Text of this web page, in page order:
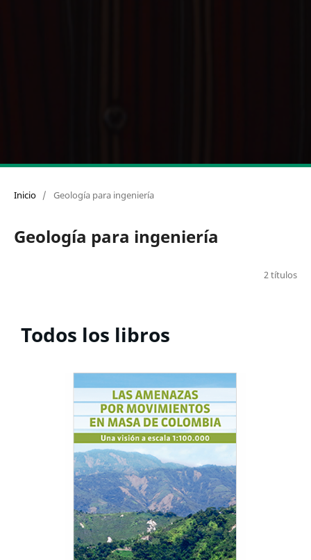
Inicio / Geología para ingeniería
Geología para ingeniería
2 títulos
Todos los libros